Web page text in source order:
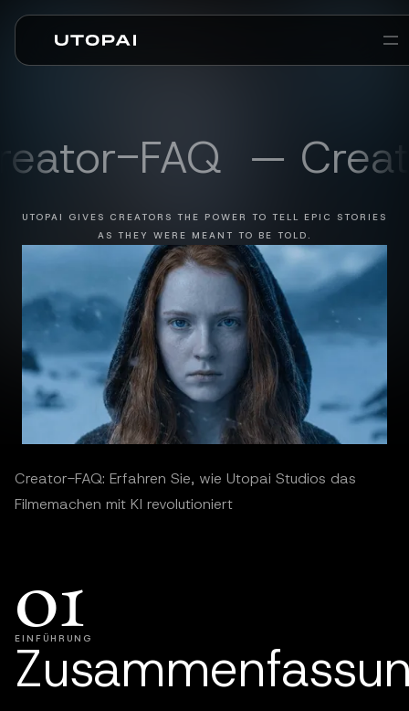
PAI Pro Enterprise
FAQ —
UTOPAI GIVES CREATORS THE POWER TO TELL EPIC STORIES
AS THEY WERE MEANT TO BE TOLD.
Creator-FAQ: Erfahren Sie, wie Utopai Studios das
Filmemachen mit KI revolutioniert
01
EINFÜHRUNG